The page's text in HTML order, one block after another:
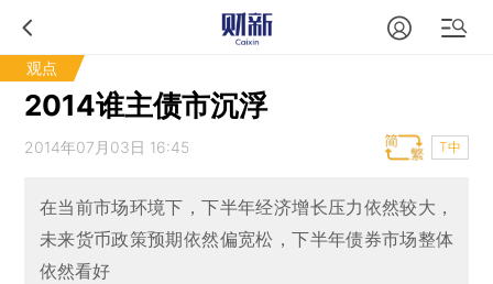
观点
2014谁主债市沉浮
2014年07月03日 16:45 T中
在当前市场环境下，下半年经济增长压力依然较大，
未来货币政策预期依然偏宽松，下半年债券市场整体
依然看好